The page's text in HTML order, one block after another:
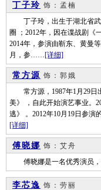
丁子玲 饰：孟楠
丁子玲，出生于湖北省武
圈 ；2012年，因在谍战剧《
2014年，参演由靳东、黄曼
月，参……[详细]
常方源 饰：郭娥
常方源，1987年1月29日
美》 ，自此开始演艺事业。
逃》 。2012年10月19日参
[详细]
傅晓娜 饰：艾舟
傅晓娜是一名优秀演员
李芯逸 饰：劳丽